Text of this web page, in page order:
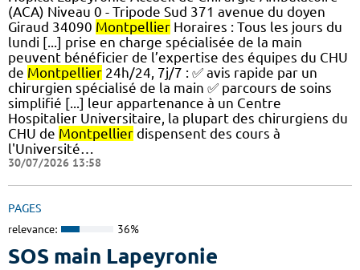
(ACA) Niveau 0 - Tripode Sud 371 avenue du doyen
Giraud 34090 Montpellier Horaires : Tous les jours du
lundi [...] prise en charge spécialisée de la main
peuvent bénéficier de l’expertise des équipes du CHU
de Montpellier 24h/24, 7j/7 : ✅ avis rapide par un
chirurgien spécialisé de la main ✅ parcours de soins
simplifié [...] leur appartenance à un Centre
Hospitalier Universitaire, la plupart des chirurgiens du
CHU de Montpellier dispensent des cours à
l'Université…
30/07/2026 13:58
PAGES
relevance: 36%
SOS main Lapeyronie